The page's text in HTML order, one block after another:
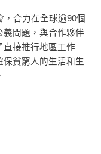
合力在全球逾90個
義問題，與合作夥伴
直接推行地區工作
貧窮人的生活和生